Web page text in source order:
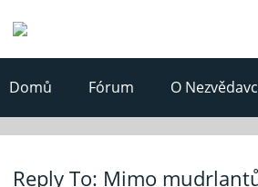
Domů Fórum O
Reply To: Mimo